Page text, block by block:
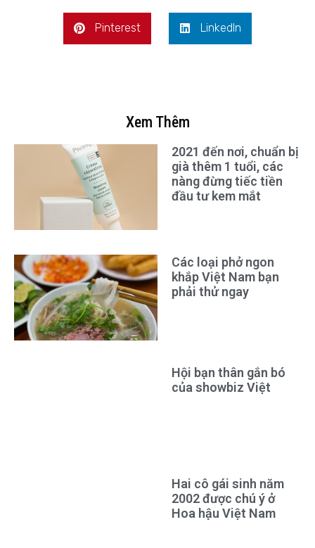
Pinterest LinkedIn
Xem Thêm
2021 đến nơi, chuẩn bị
già thêm 1 tuổi, các
nàng đừng tiếc tiền
đầu tư kem mắt
Các loại phở ngon
khắp Việt Nam bạn
phải thử ngay
Hội bạn thân gắn bó
của showbiz Việt
Hai cô gái sinh năm
2002 được chú ý ở
Hoa hậu Việt Nam